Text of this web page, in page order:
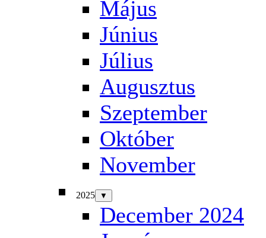
Május
Június
Július
Augusztus
Szeptember
Október
November
2025 ▼
December 2024